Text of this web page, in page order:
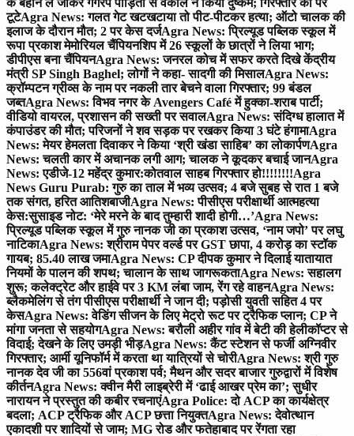
के बहाने ले जाकर गैंगरेप पीड़िता से वकील ने किया दुष्कर्म; गिरफ्तार को पैर
टूटेAgra News: गलत गेट खटखटाया तो पीट-पीटकर हत्या; ऑटो चालक की
इलाज के दौरान मौत; 2 पर केस दर्जAgra News: प्रिल्यूड पब्लिक स्कूल में
रूपा प्रकाश मेमोरियल चैंपियनशिप में 26 स्कूलों के छात्रों ने लिया भाग;
डीपीएस बना चैंपियनAgra News: जनरल कोच में सफर करते दिखे केंद्रीय
मंत्री SP Singh Baghel; लोगों ने कहा- सादगी की मिसालAgra News:
क्रॉम्पटन ग्रीव्स के नाम पर नकली तार बेचने वाला गिरफ्तार; 99 बंडल
जब्तAgra News: विभव नगर के Avengers Café में हुक्का-शराब पार्टी;
वीडियो वायरल, प्रशासन की सख्ती पर सवालAgra News: संदिग्ध हालात में
कंपाउंडर की मौत; परिजनों ने शव सड़क पर रखकर किया 3 घंटे हंगामाAgra
News: मेयर हेमलता दिवाकर ने किया ‘श्री खंडा साहिब’ का लोकार्पणAgra
News: चलती कार में अचानक लगी आग; चालक ने कूदकर बचाई जानAgra
News: एडीजे-12 महेंद्र कुमार:कोतवाल साहब गिरफ्तार हो!!!!!!!!Agra
News Guru Purab: गुरु का ताल में भव्य उत्सव; 4 बजे सुबह से रात 1 बजे
तक संगत, हरित आतिशबाजीAgra News: पीसीएस परीक्षार्थी आत्महत्या
केस:सुसाइड नोट: ‘मेरे मरने के बाद तुम्हारी शादी होगी…’Agra News:
प्रिल्यूड पब्लिक स्कूल में गुरु नानक जी का प्रकाश उत्सव, ‘नाम जपो’ पर लघु
नाटिकाAgra News: श्रीराम पेपर वर्ल्ड पर GST छापा, 4 करोड़ का स्टॉक
गायब; 85.40 लाख जमाAgra News: CP दीपक कुमार ने दिलाई यातायात
नियमों के पालन की शपथ; चालान के साथ जागरूकताAgra News: सहालग
शुरू; कलेक्ट्रेट और हाईवे पर 3 KM लंबा जाम, रेंग रहे वाहनAgra News:
ब्लैकमेलिंग से तंग पीसीएस परीक्षार्थी ने जान दी; पड़ोसी युवती सहित 4 पर
केसAgra News: वेडिंग सीजन के लिए मेट्रो रूट पर ट्रैफिक प्लान; CP ने
मांगा जनता से सहयोगAgra News: बरौली अहीर गांव में बेटी की हेलीकॉप्टर से
विदाई; देखने के लिए उमड़ी भीड़Agra News: कैंट स्टेशन से फर्जी अग्निवीर
गिरफ्तार; आर्मी यूनिफॉर्म में करता था यात्रियों से चोरीAgra News: श्री गुरु
नानक देव जी का 556वां प्रकाश पर्व; मैथन और सदर बाजार गुरुद्वारों में विशेष
कीर्तनAgra News: क्वीन मैरी लाइब्रेरी में ‘ढाई आखर प्रेम का’; सुधीर
नारायन ने प्रस्तुत की कबीर रचनाएंAgra Police: दो ACP का कार्यक्षेत्र
बदला; ACP ट्रैफिक और ACP छत्ता नियुक्तAgra News: देवोत्थान
एकादशी पर शादियों से जाम; MG रोड और फतेहाबाद पर रेंगता रहा